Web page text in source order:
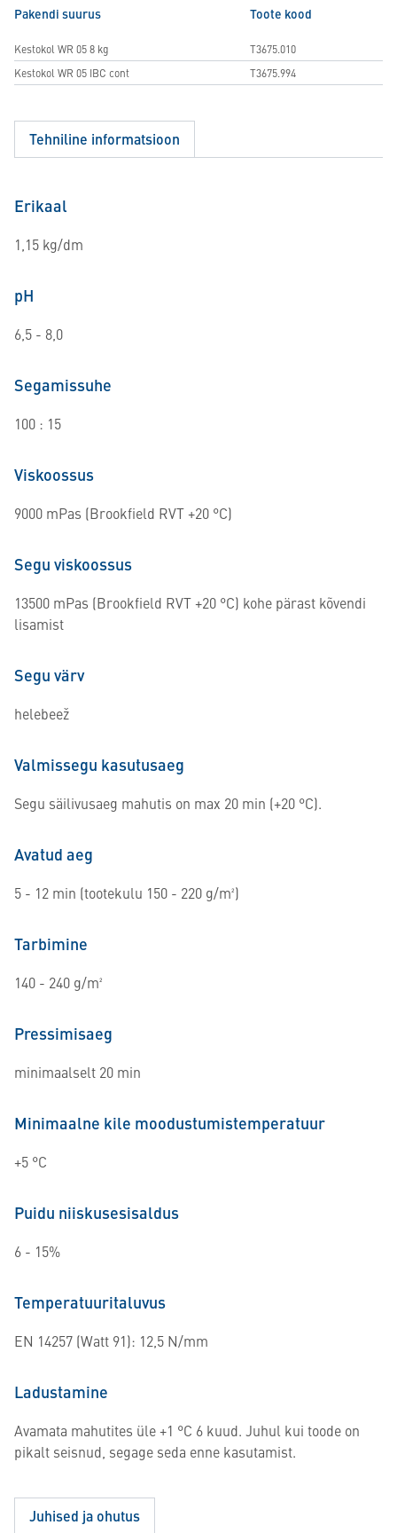
Pakendi suurus Toote kood
Kestokol WR 05 8 kg
T3675.010
Kestokol WR 05 IBC cont
T3675.994
Tehniline informatsioon
Erikaal
1,15 kg/dm
pH
6,5 - 8,0
Segamissuhe
100 : 15
Viskoossus
9000 mPas (Brookfield RVT +20 °C)
Segu viskoossus
13500 mPas (Brookfield RVT +20 °C) kohe pärast kõvendi
lisamist
Segu värv
helebeež
Valmissegu kasutusaeg
Segu säilivusaeg mahutis on max 20 min (+20 °C).
Avatud aeg
5 - 12 min (tootekulu 150 - 220 g/m²)
Tarbimine
140 - 240 g/m²
Pressimisaeg
minimaalselt 20 min
Minimaalne kile moodustumistemperatuur
+5 °C
Puidu niiskusesisaldus
6 - 15%
Temperatuuritaluvus
EN 14257 (Watt 91): 12,5 N/mm
Ladustamine
Avamata mahutites üle +1 °C 6 kuud. Juhul kui toode on
pikalt seisnud, segage seda enne kasutamist.
Juhised ja ohutus